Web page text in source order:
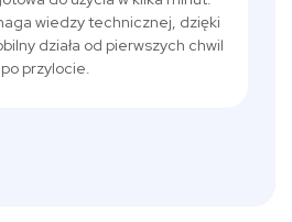
wiedzy technicznej, dzięki
działa od pierwszych chwil
po przylocie.